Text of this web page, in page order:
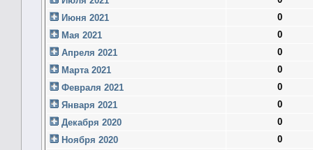
Июня 2021
0
Мая 2021
0
Апреля 2021
0
Марта 2021
0
Февраля 2021
0
Января 2021
0
Декабря 2020
0
Ноября 2020
0